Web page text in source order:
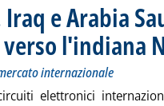
e Arabia
l'indiana
internazionale
elettronici